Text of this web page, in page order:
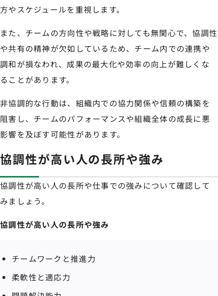
方やスケジュールを重視します。
また、チームの方向性や戦略に対しても無関心で、協調性
や共有の精神が欠如しているため、チーム内での連携や
調和が損なわれ、成果の最大化や効率の向上が難しくな
ることがあります。
非協調的な行動は、組織内での協力関係や信頼の構築を
阻害し、チームのパフォーマンスや組織全体の成長に悪
影響を及ぼす可能性があります。
協調性が高い人の長所や強み
協調性が高い人の長所や仕事での強みについて確認して
みましょう。
協調性が高い人の長所や強み
チームワークと推進力
柔軟性と適応力